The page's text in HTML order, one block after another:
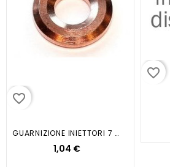
favorite_border
GUARNIZIONE INIETTORI 7 3X16X3...
1,04 €
favorite_border